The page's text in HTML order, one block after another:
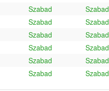
Szabad Szabad
Szabad Szabad
Szabad Szabad
Szabad Szabad
Szabad Szabad
Szabad Szabad